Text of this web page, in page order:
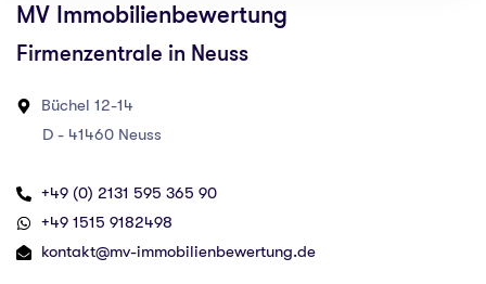
MV Immobilienbewertung
Firmenzentrale in Neuss
Büchel 12-14
D - 41460 Neuss
+49 (0) 2131 595 365 90
‪+49 1515 9182498‬
kontakt@mv-immobilienbewertung.de